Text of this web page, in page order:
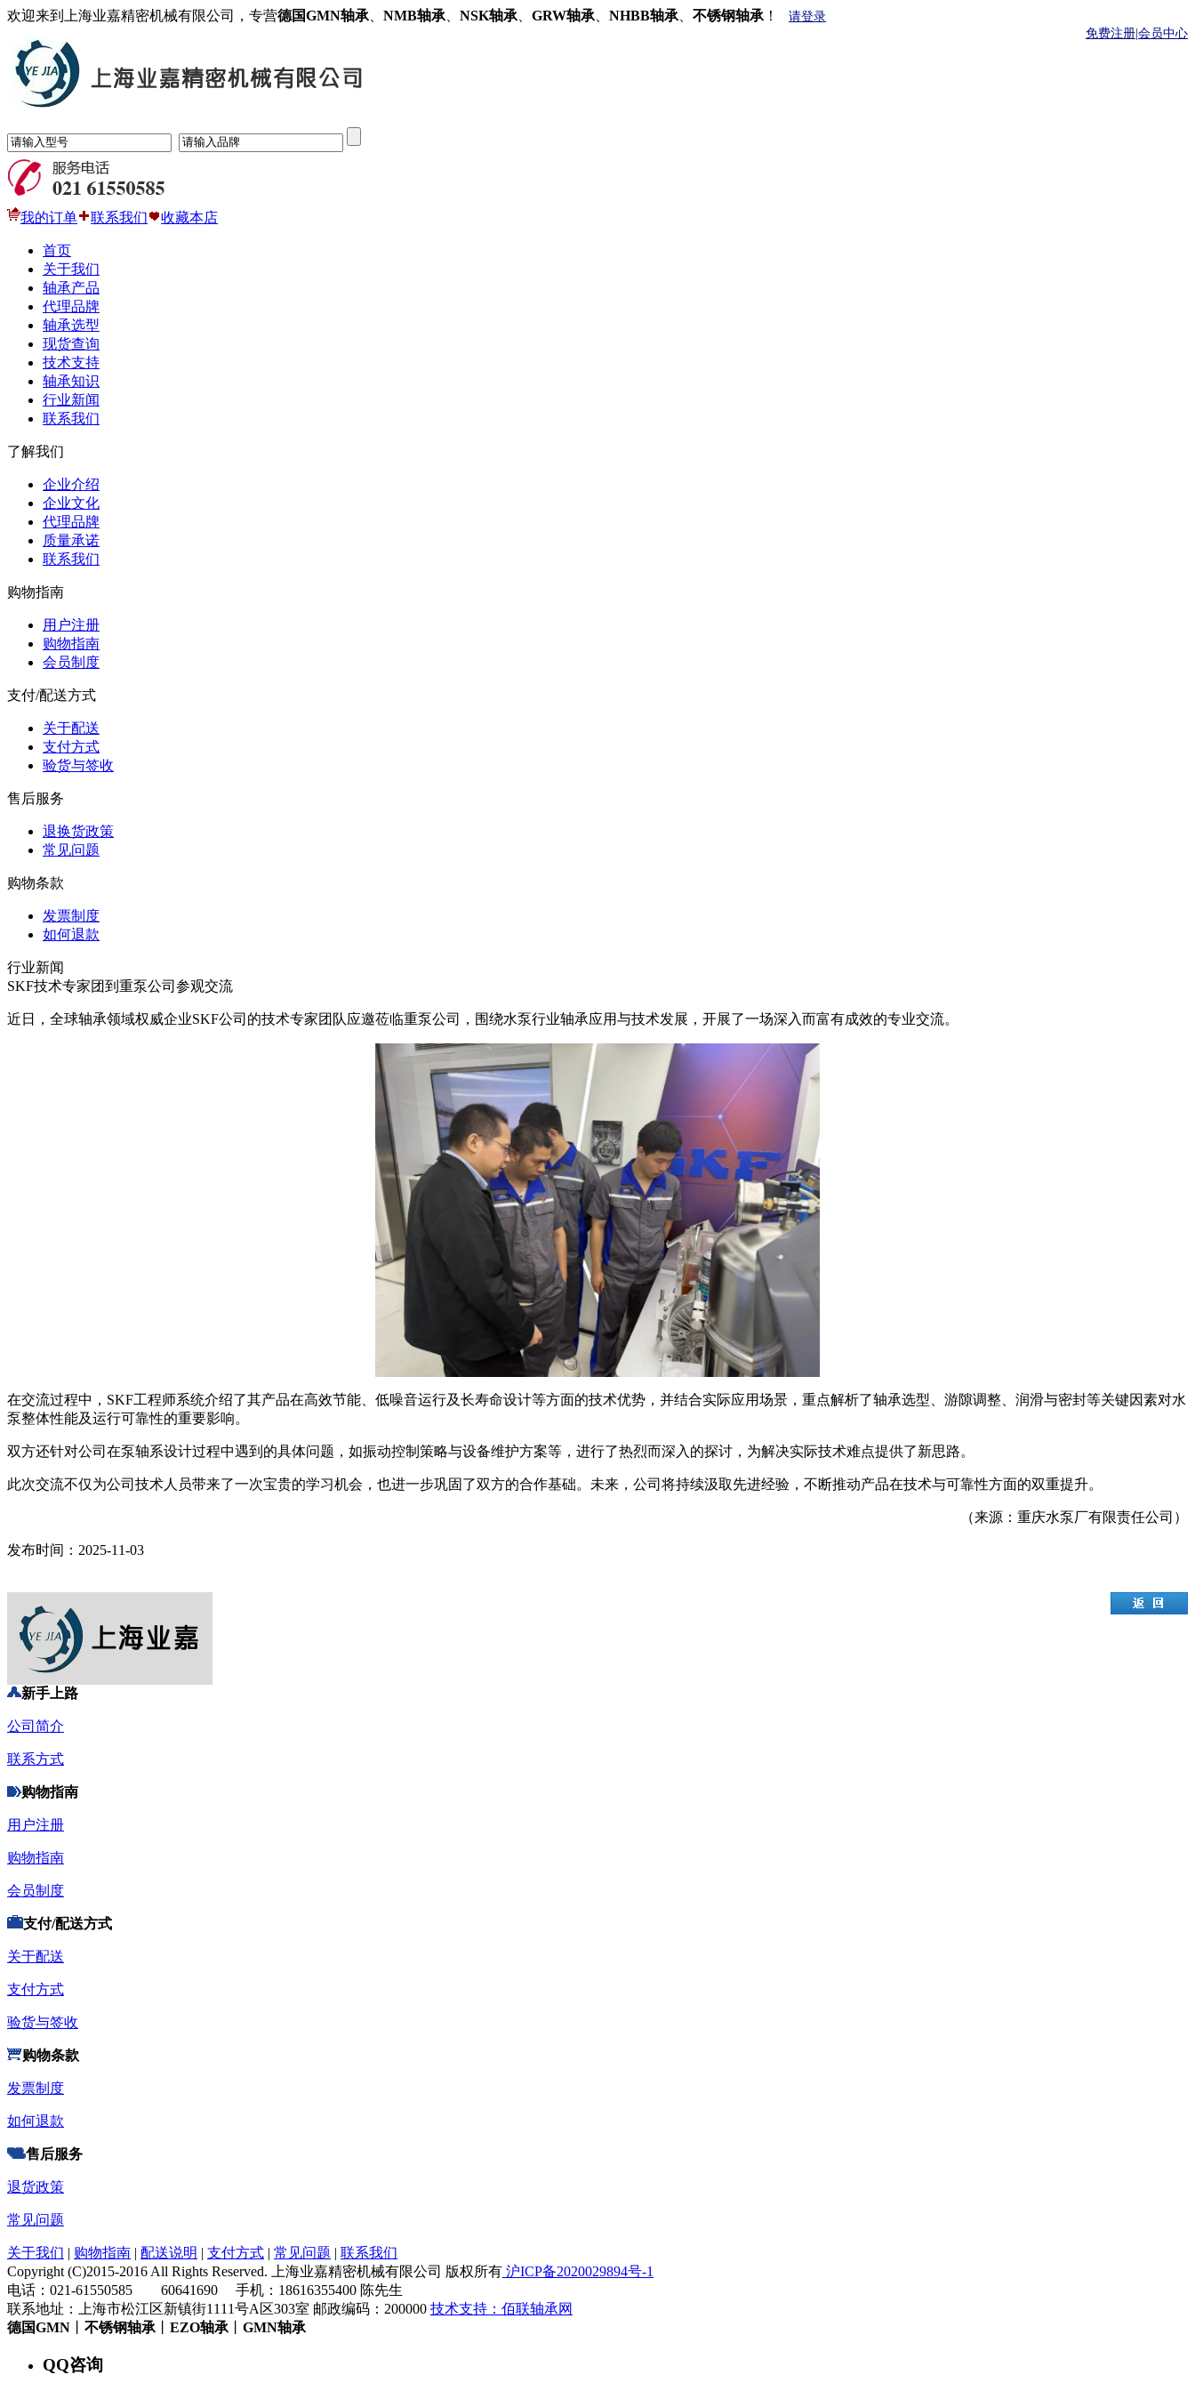
欢迎来到上海业嘉精密机械有限公司，专营德国GMN轴承 NMB轴承 NSK轴承 GRW轴承 NHBB轴承 不锈钢轴承 ！
请登录
免费注册| 会员中心
我的订单 联系我们 收藏本店
首页
关于我们
轴承产品
代理品牌
轴承选型
现货查询
技术支持
轴承知识
行业新闻
联系我们
了解我们
企业介绍
企业文化
代理品牌
质量承诺
联系我们
购物指南
用户注册
购物指南
会员制度
支付/配送方式
关于配送
支付方式
验货与签收
售后服务
退换货政策
常见问题
购物条款
发票制度
如何退款
行业新闻
SKF技术专家团到重泵公司参观交流
近日，全球轴承领域权威企业SKF公司的技术专家团队应邀莅临重泵公司，围绕水泵行业轴承应用与技术发展，开展了一场深入而富有成效的专业交流。
在交流过程中，SKF工程师系统介绍了其产品在高效节能、低噪音运行及长寿命设计等方面的技术优势，并结合实际应用场景，重点解析了轴承选型、游隙调整、润滑与密封等关键因素对水
泵整体性能及运行可靠性的重要影响。
双方还针对公司在泵轴系设计过程中遇到的具体问题，如振动控制策略与设备维护方案等，进行了热烈而深入的探讨，为解决实际技术难点提供了新思路。
此次交流不仅为公司技术人员带来了一次宝贵的学习机会，也进一步巩固了双方的合作基础。未来，公司将持续汲取先进经验，不断推动产品在技术与可靠性方面的双重提升。
（来源：重庆水泵厂有限责任公司）
发布时间：2025-11-03
新手上路
公司简介
联系方式
购物指南
用户注册
购物指南
会员制度
支付/配送方式
关于配送
支付方式
验货与签收
购物条款
发票制度
如何退款
售后服务
退货政策
常见问题
关于我们 | 购物指南 | 配送说明 | 支付方式 | 常见问题 | 联系我们
Copyright (C)2015-2016 All Rights Reserved. 上海业嘉精密机械有限公司 版权所有 沪ICP备2020029894号-1
电话：021-61550585 60641690 手机：18616355400 陈先生
联系地址：上海市松江区新镇街1111号A区303室 邮政编码：200000 技术支持：佰联轴承网
德国GMN
不锈钢轴承 EZO轴承 GMN轴承
QQ咨询